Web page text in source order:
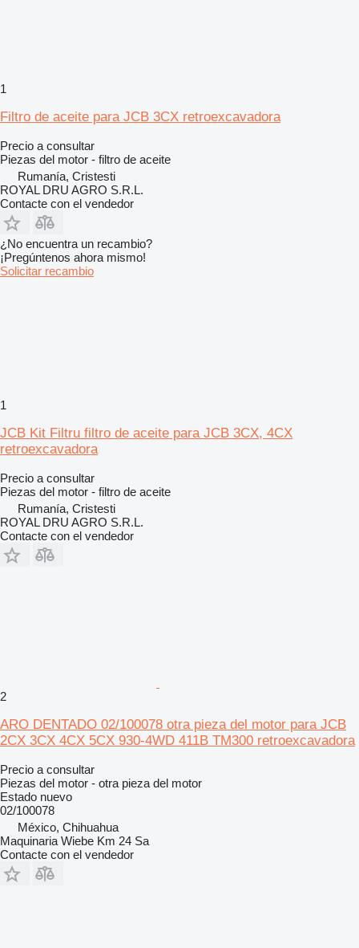
1
Filtro de aceite para JCB 3CX retroexcavadora
Precio a consultar
Piezas del motor - filtro de aceite
Rumanía, Cristesti
ROYAL DRU AGRO S.R.L.
Contacte con el vendedor
¿No encuentra un recambio?
¡Pregúntenos ahora mismo!
Solicitar recambio
1
JCB Kit Filtru filtro de aceite para JCB 3CX, 4CX
retroexcavadora
Precio a consultar
Piezas del motor - filtro de aceite
Rumanía, Cristesti
ROYAL DRU AGRO S.R.L.
Contacte con el vendedor
2
ARO DENTADO 02/100078 otra pieza del motor para JCB
2CX 3CX 4CX 5CX 930-4WD 411B TM300 retroexcavadora
Precio a consultar
Piezas del motor - otra pieza del motor
Estado nuevo
02/100078
México, Chihuahua
Maquinaria Wiebe Km 24 Sa
Contacte con el vendedor